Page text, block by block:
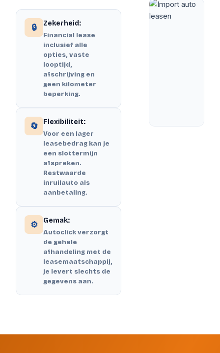
🔒 Zekerheid:
Financial lease
inclusief alle
opties, vaste
looptijd,
afschrijving en
geen kilometer
beperking.
🔄 Flexibiliteit:
Voor een lager
leasebedrag kan je
een slottermijn
afspreken.
Restwaarde
inruilauto als
aanbetaling.
⚙️ Gemak:
Autoclick verzorgt
de gehele
afhandeling met de
leasemaatschappij,
je levert slechts de
gegevens aan.